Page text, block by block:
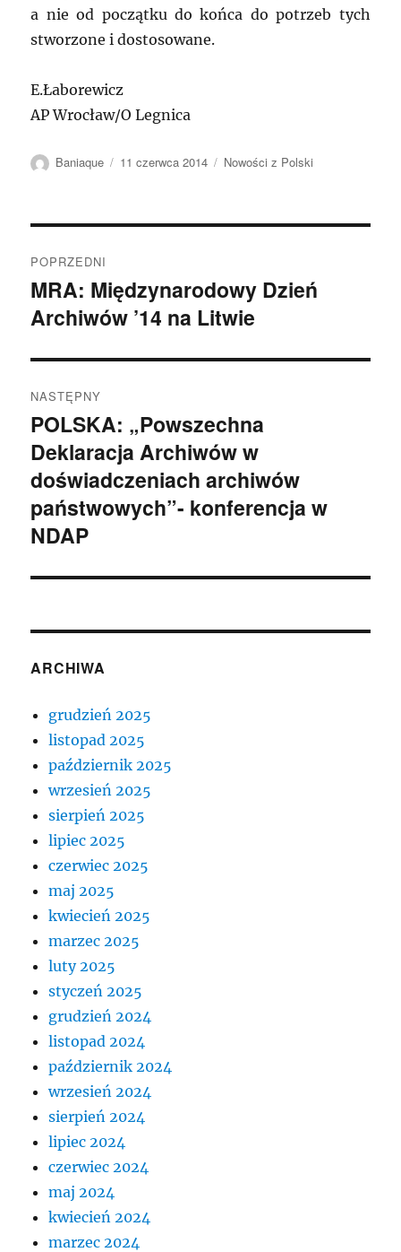
a nie od początku do końca do potrzeb tych
stworzone i dostosowane.
E.Łaborewicz
AP Wrocław/O Legnica
Autor
Baniaque
Data
11 czerwca 2014 Kategorie
Nowości z Polski
wpisu
POPRZEDNI
Poprzedni
wpis:
MRA: Międzynarodowy Dzień
Archiwów ’14 na Litwie
NASTĘPNY
Następny
wpis:
POLSKA: „Powszechna
Deklaracja Archiwów w
doświadczeniach archiwów
państwowych”- konferencja w
NDAP
ARCHIWA
grudzień 2025
listopad 2025
październik 2025
wrzesień 2025
sierpień 2025
lipiec 2025
czerwiec 2025
maj 2025
kwiecień 2025
marzec 2025
luty 2025
styczeń 2025
grudzień 2024
listopad 2024
październik 2024
wrzesień 2024
sierpień 2024
lipiec 2024
czerwiec 2024
maj 2024
kwiecień 2024
marzec 2024